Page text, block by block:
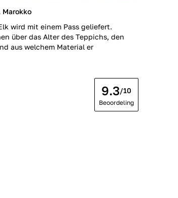
Marokko
wird mit einem Pass geliefert.
über das Alter des Teppichs, den
aus welchem Material er
9.3/10
Beoordeling